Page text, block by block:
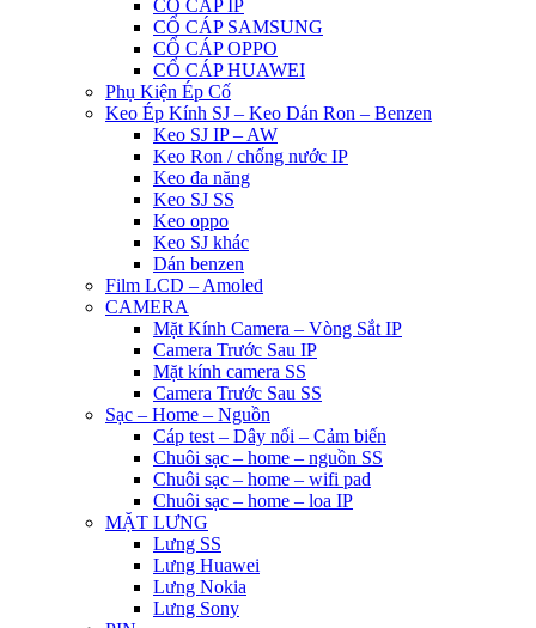
CỔ CÁP IP
CỔ CÁP SAMSUNG
CỔ CÁP OPPO
CỔ CÁP HUAWEI
Phụ Kiện Ép Cố
Keo Ép Kính SJ – Keo Dán Ron – Benzen
Keo SJ IP – AW
Keo Ron / chống nước IP
Keo đa năng
Keo SJ SS
Keo oppo
Keo SJ khác
Dán benzen
Film LCD – Amoled
CAMERA
Mặt Kính Camera – Vòng Sắt IP
Camera Trước Sau IP
Mặt kính camera SS
Camera Trước Sau SS
Sạc – Home – Nguồn
Cáp test – Dây nối – Cảm biến
Chuôi sạc – home – nguồn SS
Chuôi sạc – home – wifi pad
Chuôi sạc – home – loa IP
MẶT LƯNG
Lưng SS
Lưng Huawei
Lưng Nokia
Lưng Sony